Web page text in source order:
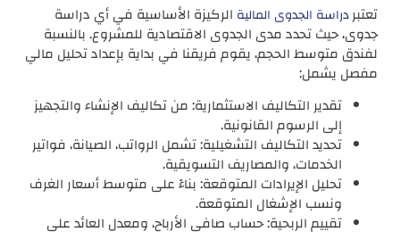
تعتبردراسة الجدوى المالية الركيزة الأساسية في أي دراسة
جدوى، حيث تحدد مدى الجدوى الاقتصادية للمشروع. بالنسبة
لفندق متوسط الحجم، يقوم فريقنا في بداية بإعداد تحليل مالي
مفصل يشمل:
تقدير التكاليف الاستثمارية: من تكاليف الإنشاء والتجهيز
إلى الرسوم القانونية.
تحديد التكاليف التشغيلية: تشمل الرواتب، الصيانة، فواتير
الخدمات، والمصاريف التسويقية.
تحليل الإيرادات المتوقعة: بناءً على متوسط أسعار الغرف
ونسب الإشغال المتوقعة.
تقييم الربحية: حساب صافي الأرباح، ومعدل العائد على